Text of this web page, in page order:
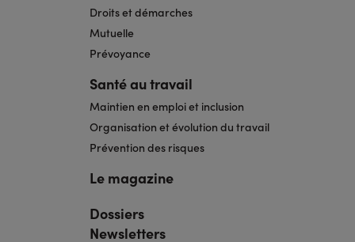
Droits et démarches
Mutuelle
Prévoyance
Santé au travail
Maintien en emploi et inclusion
Organisation et évolution du travail
Prévention des risques
Le magazine
Navigation
pied
de
Dossiers
Newsletters